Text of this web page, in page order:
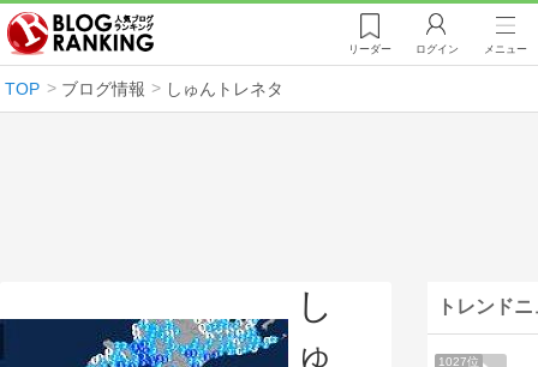
リーダー ログイン メニュー
TOP ブログ情報 しゅんトレネタ
し
ゅ
トレンド
1027位